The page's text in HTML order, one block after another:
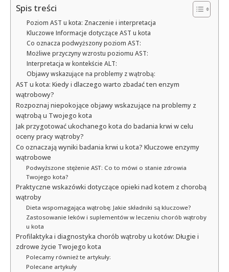
Spis treści
Poziom AST u kota: Znaczenie i interpretacja
Kluczowe Informacje dotyczące AST u kota
Co oznacza podwyższony poziom AST:
Możliwe przyczyny wzrostu poziomu AST:
Interpretacja w kontekście ALT:
Objawy wskazujące na problemy z wątrobą:
AST u kota: Kiedy i dlaczego warto zbadać ten enzym
wątrobowy?
Rozpoznaj niepokojące objawy wskazujące na problemy z
wątrobą u Twojego kota
Jak przygotować ukochanego kota do badania krwi w celu
oceny pracy wątroby?
Co oznaczają wyniki badania krwi u kota? Kluczowe enzymy
wątrobowe
Podwyższone stężenie AST: Co to mówi o stanie zdrowia
Twojego kota?
Praktyczne wskazówki dotyczące opieki nad kotem z chorobą
wątroby
Dieta wspomagająca wątrobę: Jakie składniki są kluczowe?
Zastosowanie leków i suplementów w leczeniu chorób wątroby
u kota
Profilaktyka i diagnostyka chorób wątroby u kotów: Długie i
zdrowe życie Twojego kota
Polecamy również te artykuły:
Polecane artykuły